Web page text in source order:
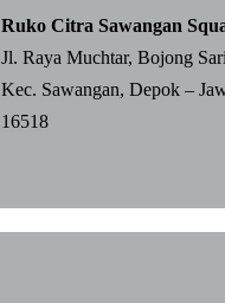
Ruko Citra Sawangan
Jl. Raya Muchtar, Bojong
Kec. Sawangan, Depok –
16518